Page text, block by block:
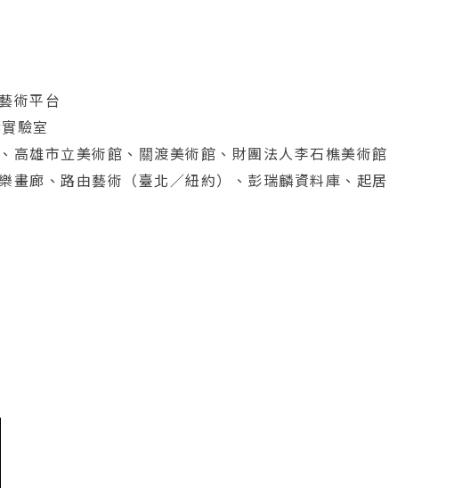
術平台
驗室
高雄市立美術館、關渡美術館、財團法人李石樵美術館
畫廊、路由藝術（臺北／紐約）、彭瑞麟資料庫、起居